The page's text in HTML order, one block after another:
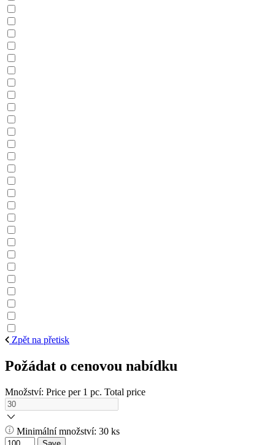
Zpět na přetisk
Požádat o cenovou nabídku
Množství: Price per 1 pc. Total price
Minimální množství: 30 ks